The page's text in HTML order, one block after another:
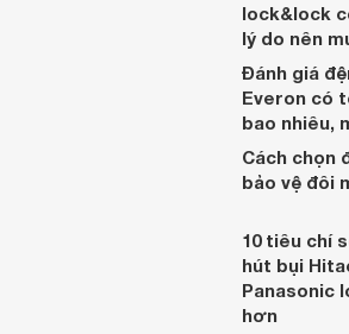
lock&lock
lý do nên
Đánh giá
Everon có
bao nhiêu,
Cách chọn
bảo vệ đôi
10 tiêu chí
hút bụi
Panasonic
hơn